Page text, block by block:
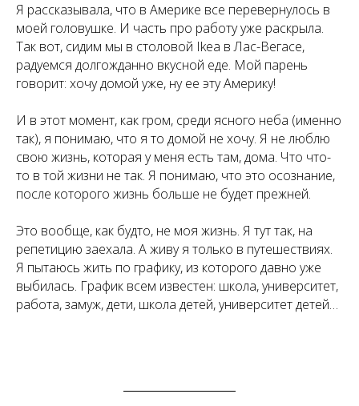
Я рассказывала, что в Америке все перевернулось в
моей головушке. И часть про работу уже раскрыла.
Так вот, сидим мы в столовой Ikea в Лас-Вегасе,
радуемся долгожданно вкусной еде. Мой парень
говорит: хочу домой уже, ну ее эту Америку!
И в этот момент, как гром, среди ясного неба (именно
так), я понимаю, что я то домой не хочу. Я не люблю
свою жизнь, которая у меня есть там, дома. Что что-
то в той жизни не так. Я понимаю, что это осознание,
после которого жизнь больше не будет прежней.
Это вообще, как будто, не моя жизнь. Я тут так, на
репетицию заехала. А живу я только в путешествиях.
Я пытаюсь жить по графику, из которого давно уже
выбилась. График всем известен: школа, университет,
работа, замуж, дети, школа детей, университет детей…